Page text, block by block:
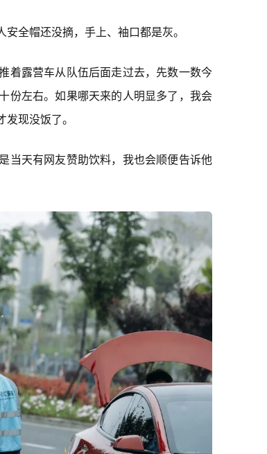
全帽还没摘，手上、袖口都是灰。
着露营车从队伍后面走过去，先数一数今
份左右。如果哪天来的人明显多了，我会
现没饭了。
当天有网友赞助饮料，我也会顺便告诉他